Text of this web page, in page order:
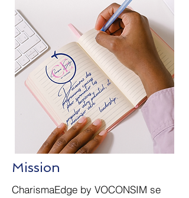
Mission
CharismaEdge by VOCONSIM se